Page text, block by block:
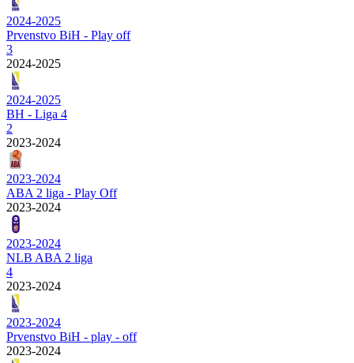
2024-2025
Prvenstvo BiH - Play off
3
2024-2025
2024-2025
BH - Liga 4
2
2023-2024
2023-2024
ABA 2 liga - Play Off
2023-2024
2023-2024
NLB ABA 2 liga
4
2023-2024
2023-2024
Prvenstvo BiH - play - off
2023-2024